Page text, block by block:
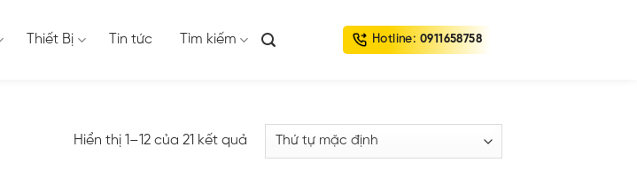
Thiết Bị Tin tức Tìm kiếm Hotline: 0911658758
Hiển thị 1–12 của 21 kết quả